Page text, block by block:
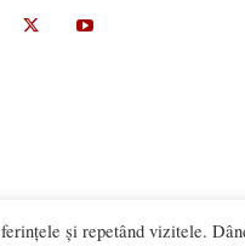
și repetând vizitele.